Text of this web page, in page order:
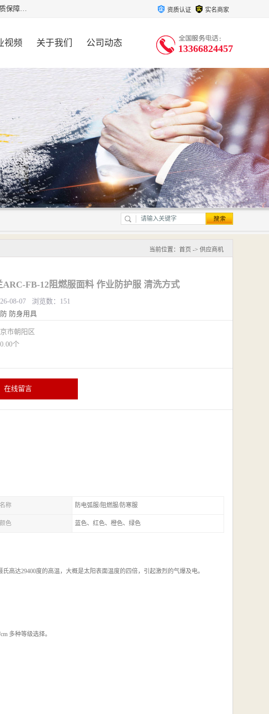
北京中创汇安科贸有限公司专业生产救援三脚架、天鹰4X气体检测仪、梅思安空气呼吸器、霍尼韦尔速差器等产品，品质保障，价格合理，欢迎在线致电咨询。 资质认证 实名商家
视频 关于我们 公司动态 13366824457
当前位置： 首页 -> 供应商机
ARC-FB-12阻燃服面料 作业防护服 清洗方式
08-07 浏览数：151
防身用具
市朝阳区
个
在线留言
名称 防电弧服/阻燃服/防寒服
颜色 蓝色、红色、橙色、绿色
高达29400度的高温，大概是太阳表面温度的四倍，引起激烈的气爆及电。
多种等级选择。